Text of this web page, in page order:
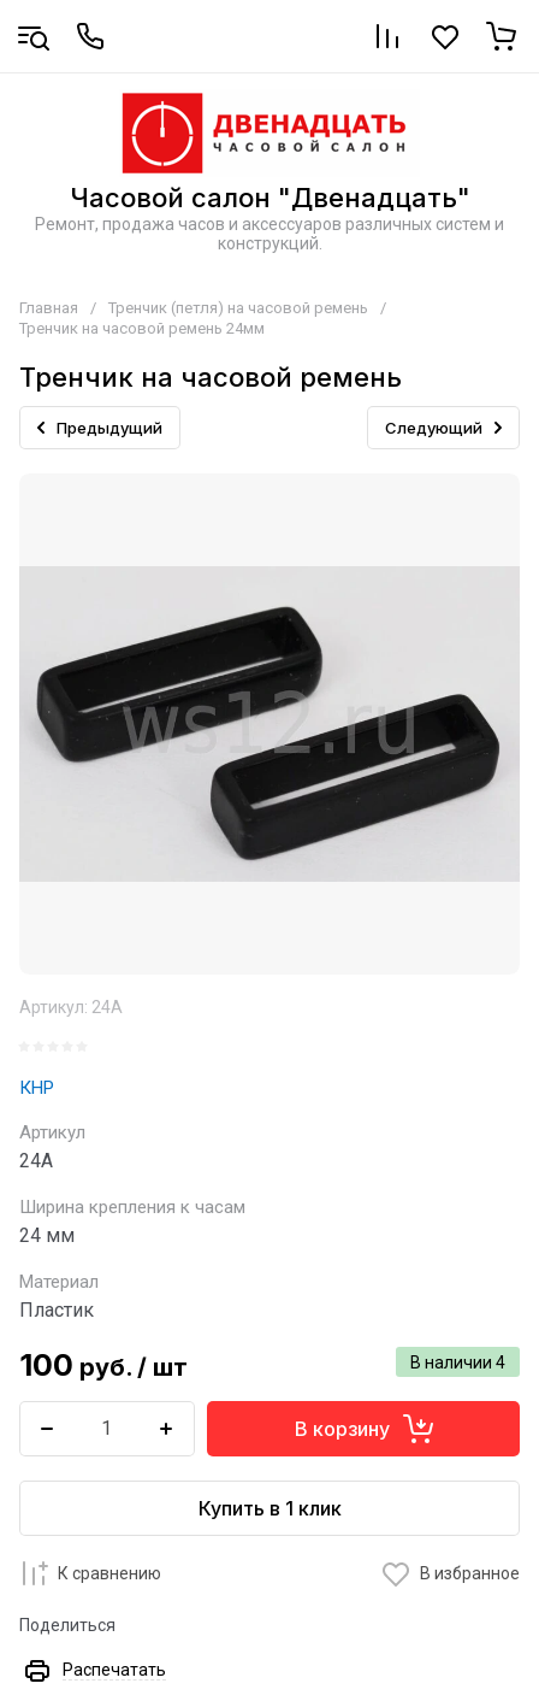
Часовой салон "Двенадцать"
Ремонт, продажа часов и аксессуаров различных систем и
конструкций.
Главная / Тренчик (петля) на часовой ремень
/
Тренчик на часовой ремень 24мм
Тренчик на часовой ремень
Предыдущий Следующий
Артикул: 24A
КНР
Артикул
24A
Ширина крепления к часам
24 мм
Материал
Пластик
В наличии 4
100 руб. / шт
В корзину
Купить в 1 клик
К сравнению В избранное
Поделиться
Распечатать